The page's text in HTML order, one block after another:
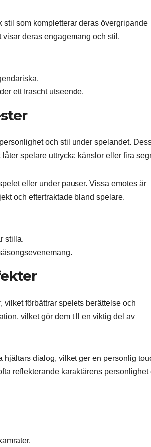
som kompletterar deras övergripande
deras engagemang och stil.
ett fräscht utseende.
och stil under spelandet.
spelare uttrycka känslor eller fira
eller under pauser. Vissa emotes är
och eftertraktade bland spelare.
stilla.
vilket förbättrar spelets berättelse och
vilket gör dem till en viktig del av
dialog, vilket ger en personlig
reflekterande karaktärens personlighet